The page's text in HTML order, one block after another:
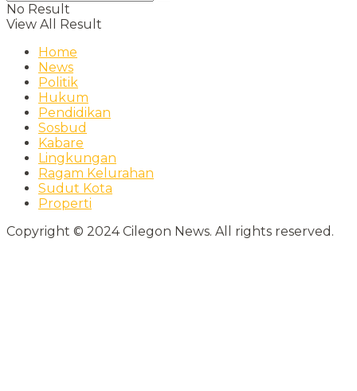
No Result
View All Result
Home
News
Politik
Hukum
Pendidikan
Sosbud
Kabare
Lingkungan
Ragam Kelurahan
Sudut Kota
Properti
Copyright © 2024 Cilegon News. All rights reserved.